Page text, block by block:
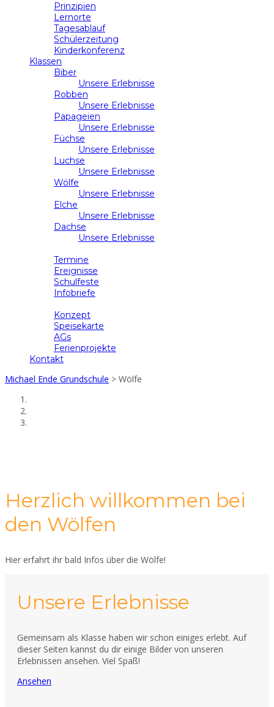
Prinzipien
Lernorte
Tagesablauf
Schülerzeitung
Kinderkonferenz
Klassen
Biber
Unsere Erlebnisse
Robben
Unsere Erlebnisse
Papageien
Unsere Erlebnisse
Füchse
Unsere Erlebnisse
Luchse
Unsere Erlebnisse
Wölfe
Unsere Erlebnisse
Elche
Unsere Erlebnisse
Dachse
Unsere Erlebnisse
Termine
Ereignisse
Schulfeste
Infobriefe
Konzept
Speisekarte
AGs
Ferienprojekte
Kontakt
Michael Ende Grundschule > Wölfe
Herzlich willkommen bei
den Wölfen
Hier erfahrt ihr bald Infos über die Wölfe!
Unsere Erlebnisse
Gemeinsam als Klasse haben wir schon einiges erlebt. Auf
dieser Seiten kannst du dir einige Bilder von unseren
Erlebnissen ansehen. Viel Spaß!
Ansehen